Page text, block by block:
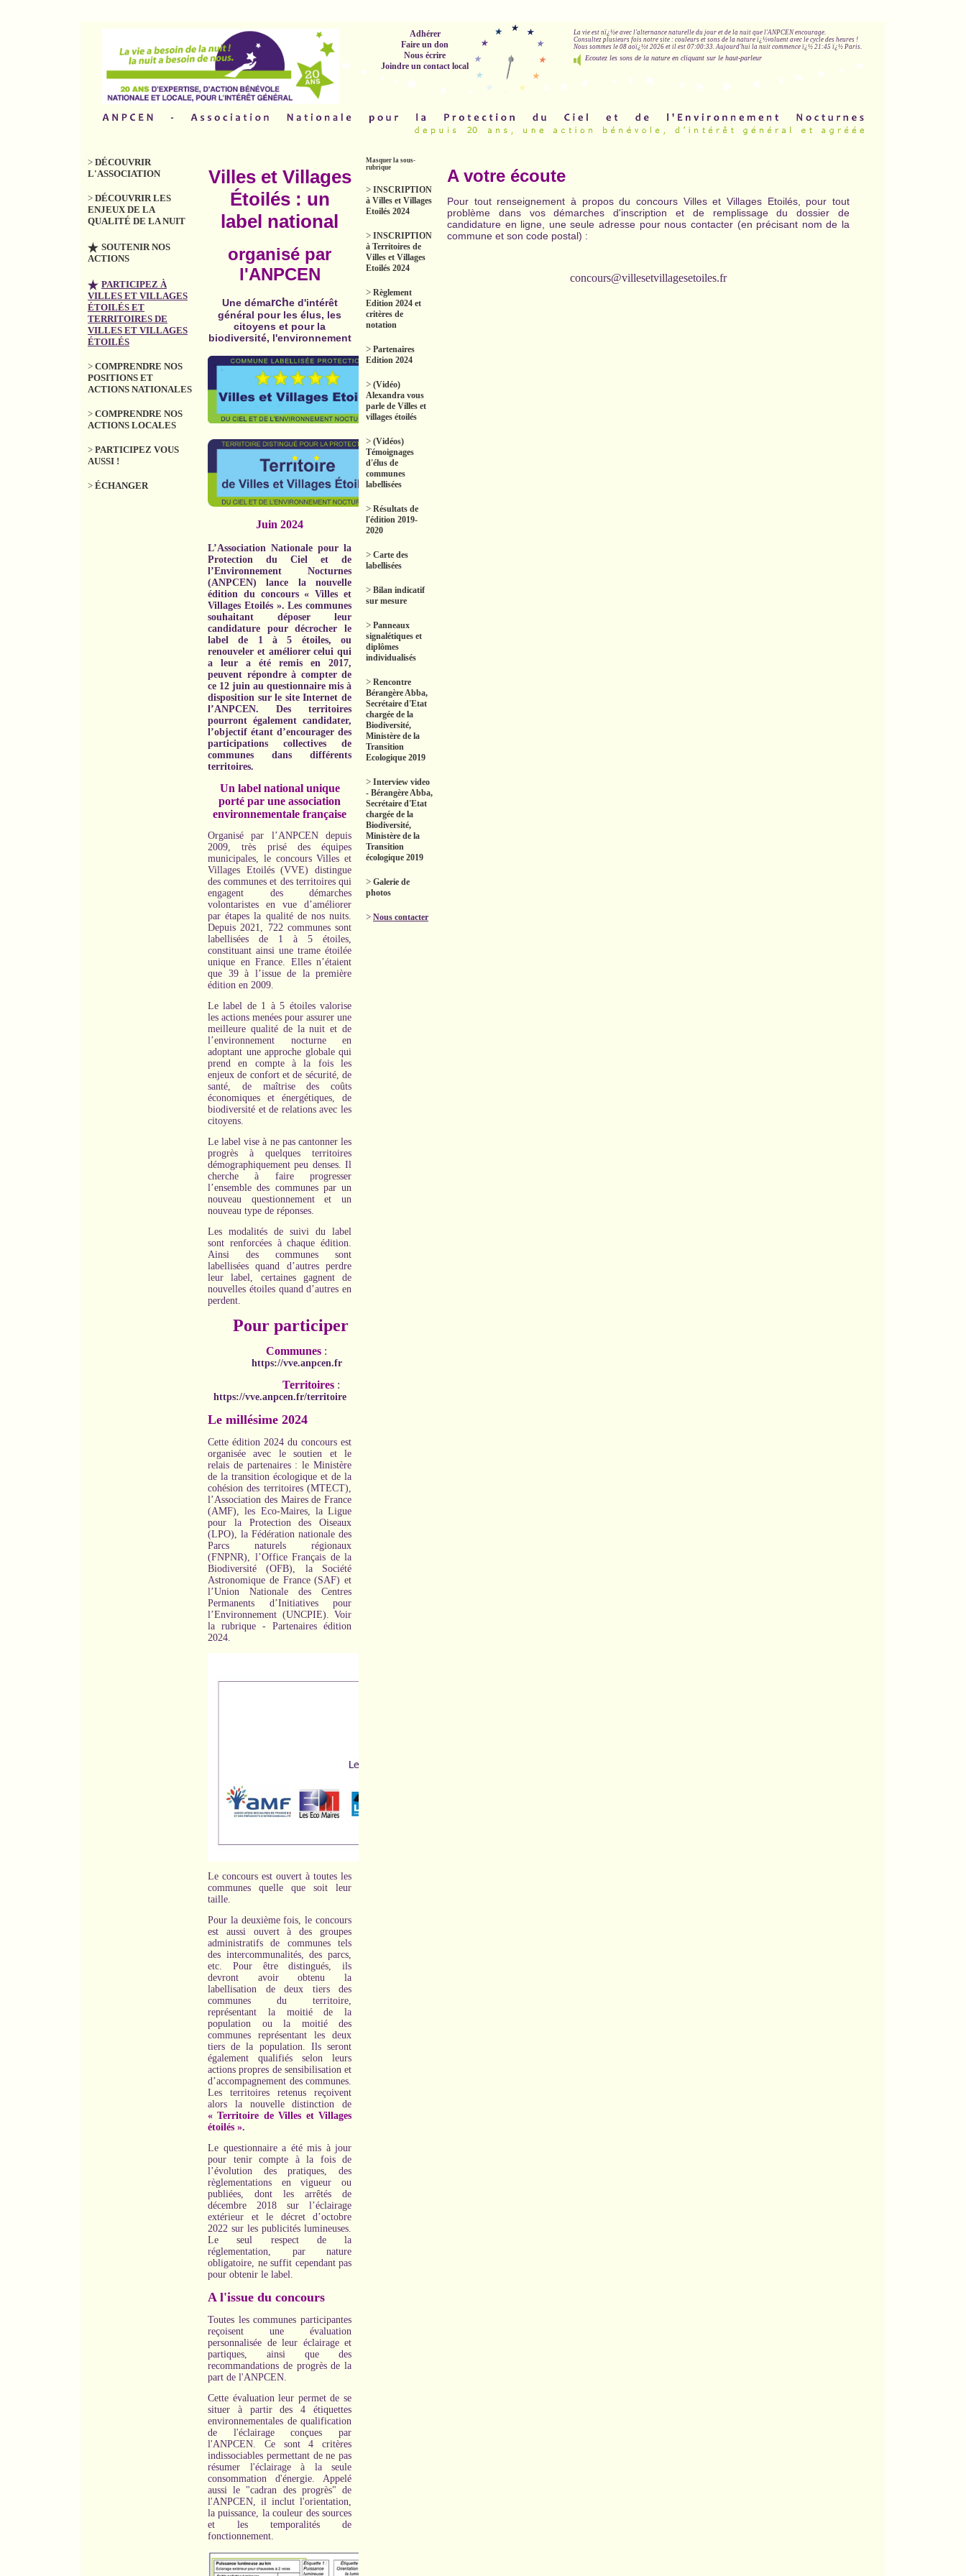
Adhérer
Faire un don
Nous écrire
Joindre un contact local
La vie est nï¿½e avec l'alternance naturelle du jour et de la nuit que l'ANPCEN encourage.
Consultez plusieurs fois notre site : couleurs et sons de la nature ï¿½voluent avec le cycle des heures !
Nous sommes le 08 aoï¿½t 2026 et il est 07:00:34.Aujourd'hui la nuit commence ï¿½ 21:45 ï¿½ Paris.
Ecoutez les sons de la nature en cliquant sur le haut-parleur
> DÉCOUVRIR
L'ASSOCIATION
> DÉCOUVRIR LES
ENJEUX DE LA
QUALITÉ DE LA NUIT
SOUTENIR NOS
ACTIONS
PARTICIPEZ À
VILLES ET VILLAGES
ÉTOILÉS ET
TERRITOIRES DE
VILLES ET VILLAGES
ÉTOILÉS
> COMPRENDRE NOS
POSITIONS ET
ACTIONS NATIONALES
> COMPRENDRE NOS
ACTIONS LOCALES
> PARTICIPEZ VOUS
AUSSI !
> ÉCHANGER
Villes et Villages
Étoilés : un
label national
organisé par
l'ANPCEN
Une démarche d'intérêt
général pour les élus, les
citoyens et pour la
biodiversité, l'environnement
Juin 2024
L’Association Nationale pour la
Protection du Ciel et de
l’Environnement Nocturnes
(ANPCEN) lance la nouvelle
édition du concours « Villes et
Villages Etoilés ». Les communes
souhaitant déposer leur
candidature pour décrocher le
label de 1 à 5 étoiles, ou
renouveler et améliorer celui qui
a leur a été remis en 2017,
peuvent répondre à compter de
ce 12 juin au questionnaire mis à
disposition sur le site Internet de
l’ANPCEN. Des territoires
pourront également candidater,
l’objectif étant d’encourager des
participations collectives de
communes dans différents
territoires.
Un label national unique
porté par une association
environnementale française
Organisé par l’ANPCEN depuis
2009, très prisé des équipes
municipales, le concours Villes et
Villages Etoilés (VVE) distingue
des communes et des territoires qui
engagent des démarches
volontaristes en vue d’améliorer
par étapes la qualité de nos nuits.
Depuis 2021, 722 communes sont
labellisées de 1 à 5 étoiles,
constituant ainsi une trame étoilée
unique en France. Elles n’étaient
que 39 à l’issue de la première
édition en 2009.
Le label de 1 à 5 étoiles valorise
les actions menées pour assurer une
meilleure qualité de la nuit et de
l’environnement nocturne en
adoptant une approche globale qui
prend en compte à la fois les
enjeux de confort et de sécurité, de
santé, de maîtrise des coûts
économiques et énergétiques, de
biodiversité et de relations avec les
citoyens.
Le label vise à ne pas cantonner les
progrès à quelques territoires
démographiquement peu denses. Il
cherche à faire progresser
l’ensemble des communes par un
nouveau questionnement et un
nouveau type de réponses.
Les modalités de suivi du label
sont renforcées à chaque édition.
Ainsi des communes sont
labellisées quand d’autres perdre
leur label, certaines gagnent de
nouvelles étoiles quand d’autres en
perdent.
Pour participer
Communes :
https://vve.anpcen.fr
Territoires :
https://vve.anpcen.fr/territoire
Le millésime 2024
Cette édition 2024 du concours est
organisée avec le soutien et le
relais de partenaires : le Ministère
de la transition écologique et de la
cohésion des territoires (MTECT),
l’Association des Maires de France
(AMF), les Eco-Maires, la Ligue
pour la Protection des Oiseaux
(LPO), la Fédération nationale des
Parcs naturels régionaux
(FNPNR), l’Office Français de la
Biodiversité (OFB), la Société
Astronomique de France (SAF) et
l’Union Nationale des Centres
Permanents d’Initiatives pour
l’Environnement (UNCPIE). Voir
la rubrique - Partenaires édition
2024.
Le concours est ouvert à toutes les
communes quelle que soit leur
taille.
Pour la deuxième fois, le concours
est aussi ouvert à des groupes
administratifs de communes tels
des intercommunalités, des parcs,
etc. Pour être distingués, ils
devront avoir obtenu la
labellisation de deux tiers des
communes du territoire,
représentant la moitié de la
population ou la moitié des
communes représentant les deux
tiers de la population. Ils seront
également qualifiés selon leurs
actions propres de sensibilisation et
d’accompagnement des communes.
Les territoires retenus reçoivent
alors la nouvelle distinction de
« Territoire de Villes et Villages
étoilés ».
Le questionnaire a été mis à jour
pour tenir compte à la fois de
l’évolution des pratiques, des
règlementations en vigueur ou
publiées, dont les arrêtés de
décembre 2018 sur l’éclairage
extérieur et le décret d’octobre
2022 sur les publicités lumineuses.
Le seul respect de la
réglementation, par nature
obligatoire, ne suffit cependant pas
pour obtenir le label.
A l'issue du concours
Toutes les communes participantes
reçoisent une évaluation
personnalisée de leur éclairage et
partiques, ainsi que des
recommandations de progrès de la
part de l'ANPCEN.
Cette évaluation leur permet de se
situer à partir des 4 étiquettes
environnementales de qualification
de l'éclairage conçues par
l'ANPCEN. Ce sont 4 critères
indissociables permettant de ne pas
résumer l'éclairage à la seule
consommation d'énergie. Appelé
aussi le "cadran des progrès" de
l'ANPCEN, il inclut l'orientation,
la puissance, la couleur des sources
et les temporalités de
fonctionnement.
Masquer la sous-
rubrique
> INSCRIPTION
à Villes et Villages
Etoilés 2024
> INSCRIPTION
à Territoires de
Villes et Villages
Etoilés 2024
> Règlement
Edition 2024 et
critères de
notation
> Partenaires
Edition 2024
> (Vidéo)
Alexandra vous
parle de Villes et
villages étoilés
> (Vidéos)
Témoignages
d'élus de
communes
labellisées
> Résultats de
l'édition 2019-
2020
> Carte des
labellisées
> Bilan indicatif
sur mesure
> Panneaux
signalétiques et
diplômes
individualisés
> Rencontre
Bérangère Abba,
Secrétaire d'Etat
chargée de la
Biodiversité,
Ministère de la
Transition
Ecologique 2019
> Interview video
- Bérangère Abba,
Secrétaire d'Etat
chargée de la
Biodiversité,
Ministère de la
Transition
écologique 2019
> Galerie de
photos
> Nous contacter
A votre écoute
Pour tout renseignement à propos du concours Villes et Villages Etoilés, pour tout
problème dans vos démarches d'inscription et de remplissage du dossier de
candidature en ligne, une seule adresse pour nous contacter (en précisant nom de la
commune et son code postal) :
concours@villesetvillagesetoiles.fr